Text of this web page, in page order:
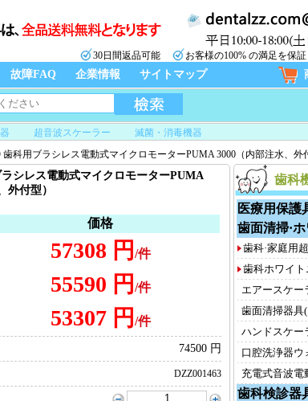
30日間返品可能 お客様の100% の満足を保
故障FAQ 企業情報 サイトマップ
超音波スケーラー
滅菌・消毒機器
歯科用ブラシレス電動式マイクロモーターPUMA 3000（内部注水、外
歯科
医療用保護
歯面清掃·
歯科·家庭用
歯科ホワイト
エアースケー
歯面清掃器具
ハンドスケー
口腔洗浄器ウ
充電式音波電
歯科検診器
シレス電動式マイクロモーターPUMA
外付型）
価格
57308 円 /件
55590 円 /件
53307 円 /件
74500 円
DZZ001463